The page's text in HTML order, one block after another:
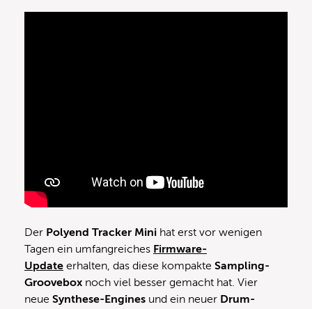
Der Polyend Tracker Mini hat erst vor wenigen
Tagen ein umfangreiches Firmware-
Update erhalten, das diese kompakte Sampling-
Groovebox noch viel besser gemacht hat. Vier
neue Synthese-Engines und ein neuer Drum-